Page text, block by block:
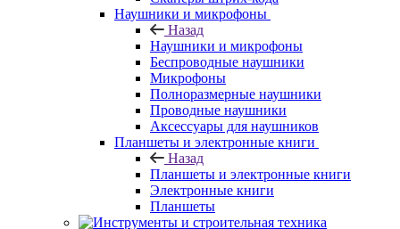
Наушники и микрофоны
Назад
Наушники и микрофоны
Беспроводные наушники
Микрофоны
Полноразмерные наушники
Проводные наушники
Аксессуары для наушников
Планшеты и электронные книги
Назад
Планшеты и электронные книги
Электронные книги
Планшеты